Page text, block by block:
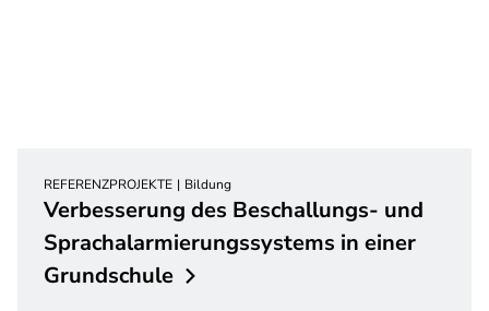
REFERENZPROJEKTE Bildung
Verbesserung des Beschallungs- und
Sprachalarmierungssystems in einer
Grundschule